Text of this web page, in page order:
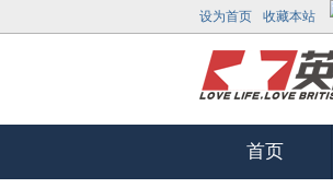
设为首页 收藏本站
首页